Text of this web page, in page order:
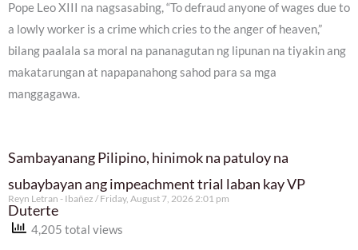
Pope Leo XIII na nagsasabing, “To defraud anyone of wages due to
a lowly worker is a crime which cries to the anger of heaven,”
bilang paalala sa moral na pananagutan ng lipunan na tiyakin ang
makatarungan at napapanahong sahod para sa mga
manggagawa.
Sambayanang Pilipino, hinimok na patuloy na
subaybayan ang impeachment trial laban kay VP
Duterte
Reyn Letran - Ibañez Friday, August 7, 2026 2:01 pm
4,205 total views